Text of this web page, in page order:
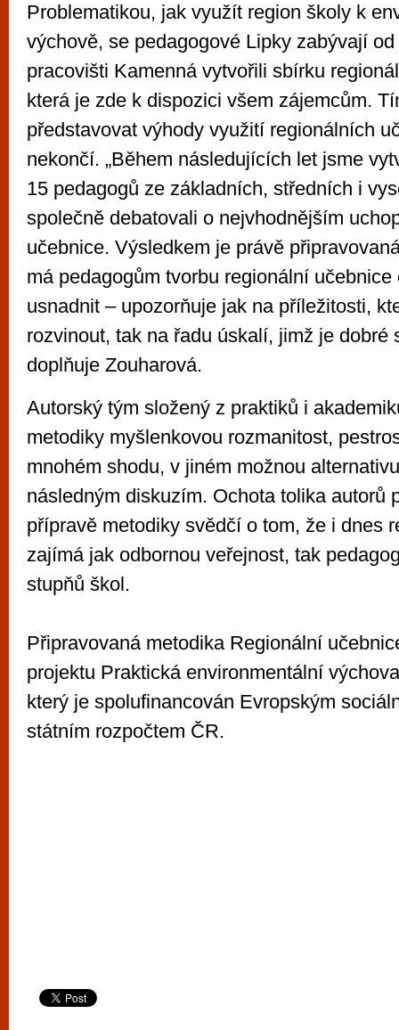
Problematikou, jak využít region školy k
výchově, se pedagogové Lipky zabývají
pracovišti Kamenná vytvořili sbírku
která je zde k dispozici všem zájemcům.
představovat výhody využití regionálních
nekončí. „Během následujících let jsme
15 pedagogů ze základních, středních i
společně debatovali o nejvhodnějším
učebnice. Výsledkem je právě
má pedagogům tvorbu regionální učebnice
usnadnit – upozorňuje jak na příležitosti,
rozvinout, tak na řadu úskalí, jimž je dobré
doplňuje Zouharová.
Autorský tým složený z praktiků i
metodiky myšlenkovou rozmanitost,
mnohém shodu, v jiném možnou
následným diskuzím. Ochota tolika autorů
přípravě metodiky svědčí o tom, že i dnes
zajímá jak odbornou veřejnost, tak
stupňů škol.
Připravovaná metodika Regionální
projektu Praktická environmentální
který je spolufinancován Evropským
státním rozpočtem ČR.